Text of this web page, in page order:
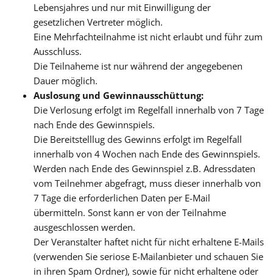
Lebensjahres und nur mit Einwilligung der
gesetzlichen Vertreter möglich.
Eine Mehrfachteilnahme ist nicht erlaubt und führ zum
Ausschluss.
Die Teilnaheme ist nur während der angegebenen
Dauer möglich.
Auslosung und Gewinnausschüttung:
Die Verlosung erfolgt im Regelfall innerhalb von 7 Tage
nach Ende des Gewinnspiels.
Die Bereitstelllug des Gewinns erfolgt im Regelfall
innerhalb von 4 Wochen nach Ende des Gewinnspiels.
Werden nach Ende des Gewinnspiel z.B. Adressdaten
vom Teilnehmer abgefragt, muss dieser innerhalb von
7 Tage die erforderlichen Daten per E-Mail
übermitteln. Sonst kann er von der Teilnahme
ausgeschlossen werden.
Der Veranstalter haftet nicht für nicht erhaltene E-Mails
(verwenden Sie seriose E-Mailanbieter und schauen Sie
in ihren Spam Ordner), sowie für nicht erhaltene oder